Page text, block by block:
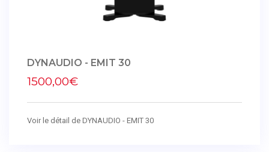
DYNAUDIO - EMIT 30
1500,00€
Voir le détail de DYNAUDIO - EMIT 30